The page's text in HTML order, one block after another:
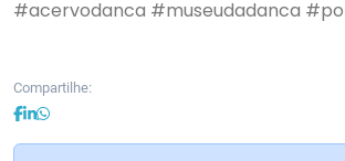
#acervodanca #museudadanca
Compartilhe: